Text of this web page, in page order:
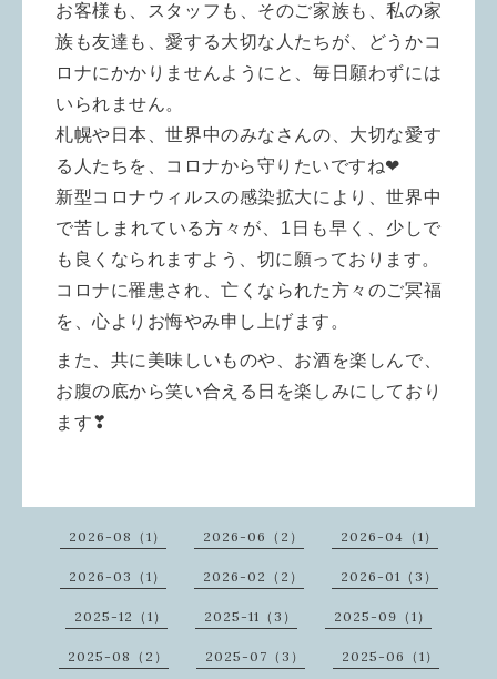
お客様も、スタッフも、そのご家族も、私の家
族も友達も、愛する大切な人たちが、どうかコ
ロナにかかりませんようにと、毎日願わずには
いられません。
札幌や日本、世界中のみなさんの、大切な愛す
る人たちを、コロナから守りたいですね❤
新型コロナウィルスの感染拡大により、世界中
で苦しまれている方々が、1日も早く、少しで
も良くなられますよう、切に願っております。
コロナに罹患され、亡くなられた方々のご冥福
を、心よりお悔やみ申し上げます。
また、共に美味しいものや、お酒を楽しんで、
お腹の底から笑い合える日を楽しみにしており
ます❣
2026-08（1） 2026-06（2） 2026-04（1）
2026-03（1） 2026-02（2） 2026-01（3）
2025-12（1） 2025-11（3） 2025-09（1）
2025-08（2） 2025-07（3） 2025-06（1）